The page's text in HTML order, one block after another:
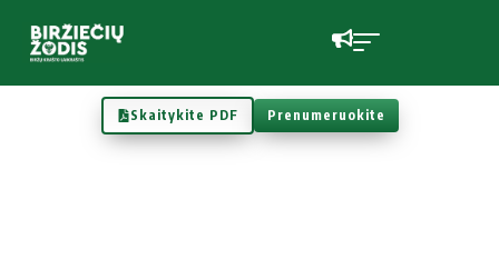
Skaitykite PDF Prenumeruokite